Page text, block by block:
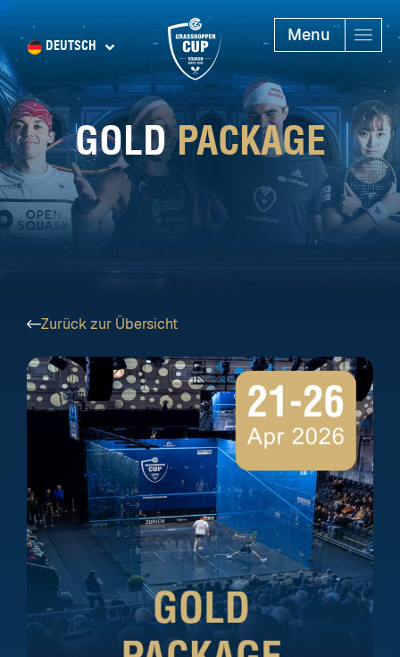
DEUTSCH
Menu
GOLDPACKAGE
Zurück zur Übersicht